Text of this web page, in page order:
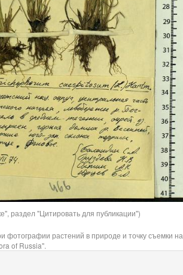
раздел "Цитировать для публикации")
фотографии растений в природе и точку съемки на
of Russia".